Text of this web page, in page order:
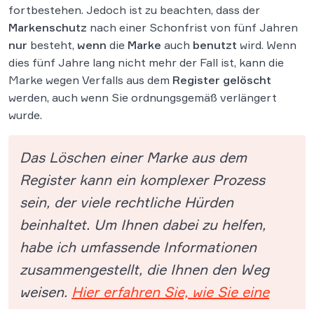
fortbestehen. Jedoch ist zu beachten, dass der
Markenschutz nach einer Schonfrist von fünf Jahren
nur besteht, wenn die Marke auch benutzt wird. Wenn
dies fünf Jahre lang nicht mehr der Fall ist, kann die
Marke wegen Verfalls aus dem Register gelöscht
werden, auch wenn Sie ordnungsgemäß verlängert
wurde.
Das Löschen einer Marke aus dem
Register kann ein komplexer Prozess
sein, der viele rechtliche Hürden
beinhaltet. Um Ihnen dabei zu helfen,
habe ich umfassende Informationen
zusammengestellt, die Ihnen den Weg
weisen. Hier erfahren Sie, wie Sie eine